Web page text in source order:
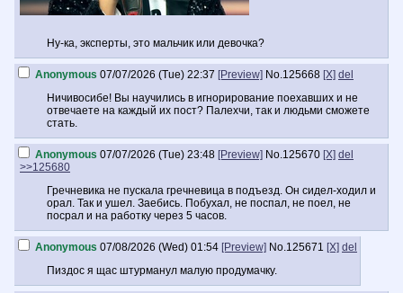
Ну-ка, эксперты, это мальчик или девочка?
Anonymous 07/07/2026 (Tue) 22:37 [Preview] No.125668 [X] del
Ничивосибе! Вы научились в игнорирование поехавших и не
отвечаете на каждый их пост? Палехчи, так и людьми сможете
стать.
Anonymous 07/07/2026 (Tue) 23:48 [Preview] No.125670 [X] del
>>125680
Гречневика не пускала гречневица в подъезд. Он сидел-ходил и
орал. Так и ушел. Заебись. Побухал, не поспал, не поел, не
посрал и на работку через 5 часов.
Anonymous 07/08/2026 (Wed) 01:54 [Preview] No.125671 [X] del
Пиздос я щас штурманул малую продумачку.